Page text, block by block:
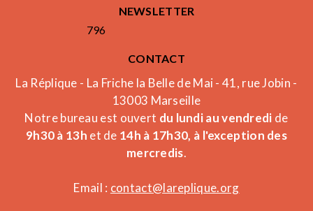
NEWSLETTER
796
CONTACT
La Réplique - La Friche la Belle de Mai - 41, rue Jobin -
13003 Marseille
Notre bureau est ouvert du lundi au vendredi de
9h30 à 13h et de 14h à 17h30, à l'exception des
mercredis.
Email : contact@lareplique.org